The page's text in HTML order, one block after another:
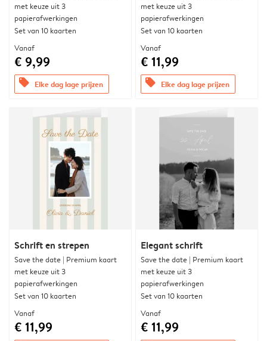
met keuze uit 3
papierafwerkingen
Set van 10 kaarten
Vanaf
€ 9,99
offers Elke dag lage prijzen
met keuze uit 3
papierafwerkingen
Set van 10 kaarten
Vanaf
€ 11,99
offers Elke dag lage prijzen
Schrift en strepen
Save the date | Premium kaart
met keuze uit 3
papierafwerkingen
Set van 10 kaarten
Vanaf
€ 11,99
Elegant schrift
Save the date | Premium kaart
met keuze uit 3
papierafwerkingen
Set van 10 kaarten
Vanaf
€ 11,99